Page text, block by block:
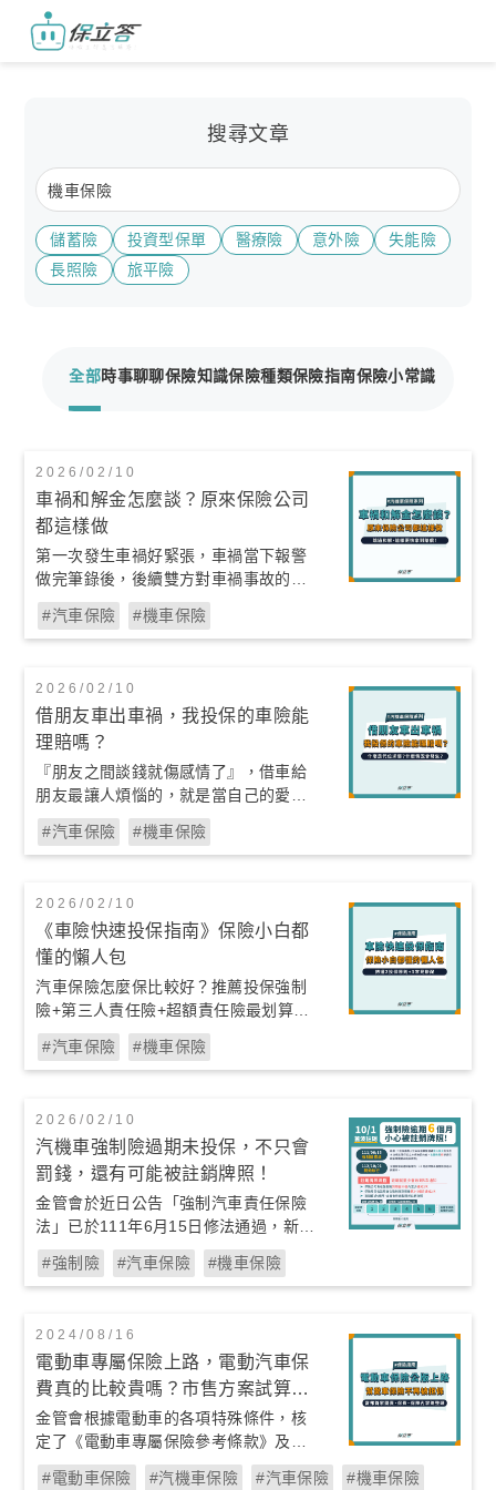
搜尋文章
儲蓄險 投資型保單 醫療險 意外險
失能險
長照險
旅平險
全部時事聊聊保險知識保險種類保險指南保險小常識
車禍和解金怎麼談？原來保險公司
都這樣做
2026/02/10
第一次發生車禍好緊張，車禍當下報警
做完筆錄後，後續雙方對車禍事故的和
解金，到底要怎麼談。是雙方約定一個
正式場合談賠償事宜呢？還是全權交給
#汽車保險 #機車保險
借朋友車出車禍，我投保的車險能
理賠嗎？
2026/02/10
『朋友之間談錢就傷感情了』，借車給
朋友最讓人煩惱的，就是當自己的愛車
不幸在借給朋友時發生事故，甚至造成
他人損失時，到底該如何處理，以免為
#汽車保險 #機車保險
《車險快速投保指南》保險小白都
懂的懶人包
2026/02/10
汽車保險怎麼保比較好？推薦投保強制
險+第三人責任險+超額責任險最划算。
若車齡在5年內，那不論是老司機或是
新手駕駛都建議車險加保基礎但費用划
#汽車保險 #機車保險
汽機車強制險過期未投保，不只會
罰錢，還有可能被註銷牌照！
2026/02/10
金管會於近日公告「強制汽車責任保險
法」已於111年6月15日修法通過，新增
第51條之1：「投保義務人於本保險期
間屆滿逾六個月，仍未依本法規定再行
牌照。」
#強制險 #汽車保險 #機車保險
電動車專屬保險上路，電動汽車保
費真的比較貴嗎？市售方案試算與
推薦
2024/08/16
金管會根據電動車的各項特殊條件，核
定了《電動車專屬保險參考條款》及附
加條款，目前已有保險公司正式開賣電
#電動車保險 #汽機車保險 #汽車保險 #機車保險